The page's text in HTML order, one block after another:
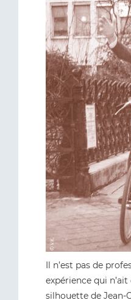
Il n’est pas de
expérience qui
silhouette de Jean-